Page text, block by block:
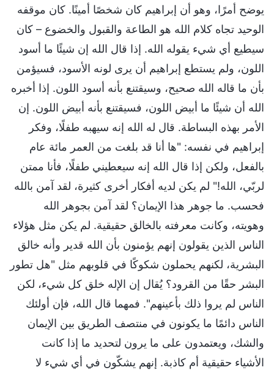
يوضح أمرًا، وهو أن إبراهيم كان شخصًا أمينًا. كان موقفه
الوحيد تجاه كلام الله هو الطاعة والقبول والخضوع – كان
سيطيع أي شيء يقوله الله. إذا قال الله إن شيئًا ما أسود
اللون، ولم يستطع إبراهيم أن يرى لونه الأسود، فسيؤمن
بأن ما قاله الله صحيح، وسيقتنع بأنه أسود اللون. إذا أخبره
الله أن شيئًا ما أبيض اللون، فسيقتنع بأنه أبيض اللون. إن
الأمر بهذه البساطة. قال له الله إنه سيهبه طفلًا، وفكر
إبراهيم في نفسه: "ها أنا قد بلغت من العمر مائة عام
بالفعل، ولكن إذا قال الله إنه سيعطيني طفلًا، فأنا ممتن
لربّي، الله!" لم يكن لديه أفكار أخرى كثيرة، لقد آمن بالله
فحسب. ما جوهر هذا الإيمان؟ لقد آمن بجوهر الله
وهويته، وكانت معرفته بالخالق حقيقية. لم يكن مثل هؤلاء
الناس الذين يقولون إنهم يؤمنون بأن الله قدير وأنه خالق
البشرية، لكنهم يحملون شكوكًا في قلوبهم مثل "هل تطور
البشر حقًا من القرود؟ يُقال إن الإله خلق كل شيء، لكن
الناس لم يروا ذلك بأعينهم". فمهما قال الله، فإن أولئك
الناس دائمًا ما يكونون في منتصف الطريق بين الإيمان
والشك، ويعتمدون على ما يرون لتحديد ما إذا كانت
الأشياء حقيقية أم كاذبة. إنهم يشكّون في أي شيء لا